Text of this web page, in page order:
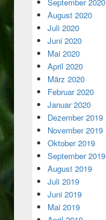
August 2020
Juli 2020
Juni 2020
Mai 2020
April 2020
März 2020
Februar 2020
Januar 2020
Dezember 2019
November 2019
Oktober 2019
September 2019
August 2019
Juli 2019
Juni 2019
Mai 2019